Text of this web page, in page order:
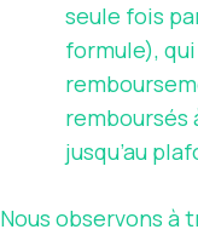
seule fois
formule),
remboursés
jusqu’au
Nous observons à